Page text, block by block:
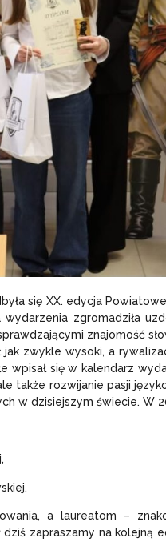
się XX. edycja
zgromadziła
znajomość
zwykle wysoki, a
się w kalendarz
także rozwijanie pasji
w dzisiejszym świecie. W
a laureatom –
zapraszamy na kolejną